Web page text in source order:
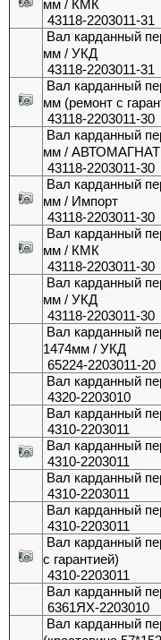
мм / КМК
43118-2203011-31
Вал карданный
мм / УКД
43118-2203011-31
Вал карданный
мм (ремонт с
43118-2203011-30
Вал карданный
мм / АВТОМАГНАТ
43118-2203011-30
Вал карданный
мм / Импорт
43118-2203011-30
Вал карданный
мм / КМК
43118-2203011-30
Вал карданный
мм / УКД
43118-2203011-30
Вал карданный
1474мм / УКД
65224-2203011-20
Вал карданный
4320-2203010
Вал карданный
4310-2203011
Вал карданный
4310-2203011
Вал карданный
4310-2203011
Вал карданный
4310-2203011
Вал карданный
с гарантией)
4310-2203011
Вал карданный
6361ЯX-2203010
Вал карданный